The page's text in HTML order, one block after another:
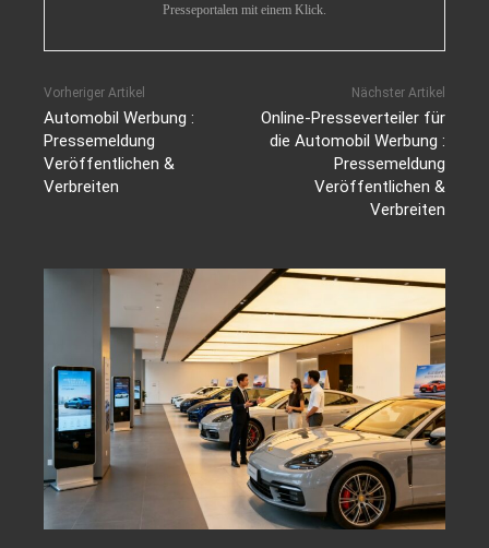
Presseportalen mit einem Klick.
Vorheriger Artikel
Automobil Werbung :
Pressemeldung
Veröffentlichen &
Verbreiten
Nächster Artikel
Online-Presseverteiler für
die Automobil Werbung :
Pressemeldung
Veröffentlichen &
Verbreiten